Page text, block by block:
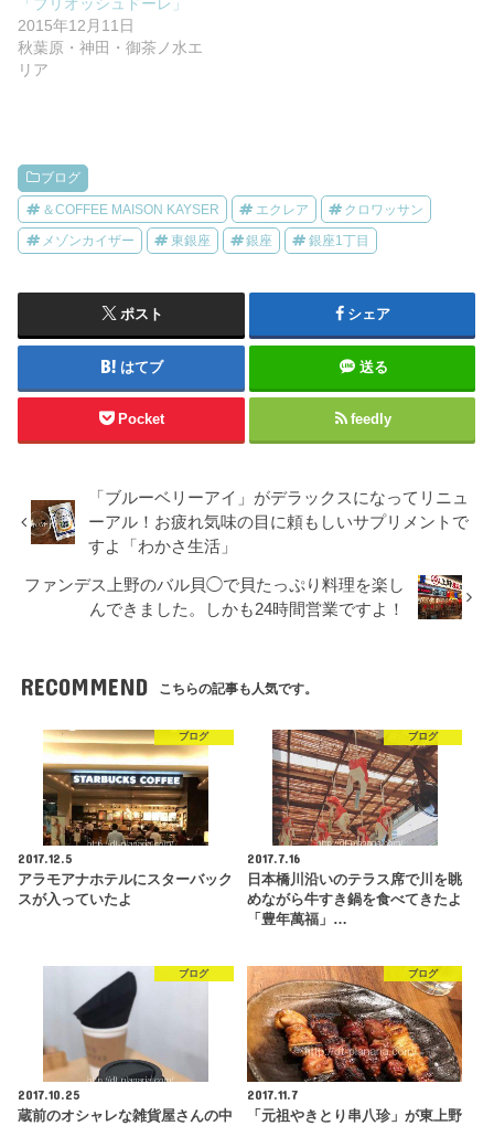
2015年12月11日
秋葉原・神田・御茶ノ水エ
リア
ブログ
＆COFFEE MAISON KAYSER エクレア クロワッサン
メゾンカイザー 東銀座 銀座 銀座1丁目
ポスト シェア
はてブ 送る
Pocket feedly
「ブルーベリーアイ」がデラックスになってリニュ
ーアル！お疲れ気味の目に頼もしいサプリメントで
すよ「わかさ生活」
ファンデス上野のバル貝◯で貝たっぷり料理を楽し
んできました。しかも24時間営業ですよ！
RECOMMEND こちらの記事も人気です。
ブログ
2017.12.5
アラモアナホテルにスターバック
スが入っていたよ
ブログ
2017.7.16
日本橋川沿いのテラス席で川を眺
めながら牛すき鍋を食べてきたよ
「豊年萬福」…
ブログ
2017.10.25
蔵前のオシャレな雑貨屋さんの中
ブログ
2017.11.7
「元祖やきとり串八珍」が東上野